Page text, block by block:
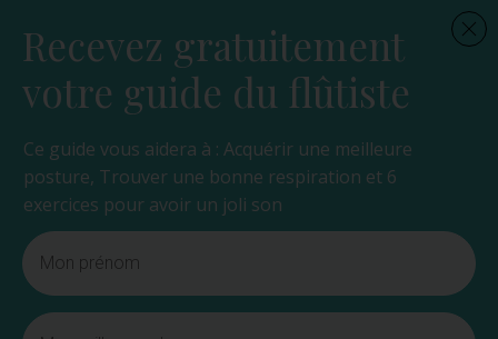
Recevez gratuitement
votre guide du flûtiste
Ce guide vous aidera à : Acquérir une meilleure
posture, Trouver une bonne respiration et 6
exercices pour avoir un joli son